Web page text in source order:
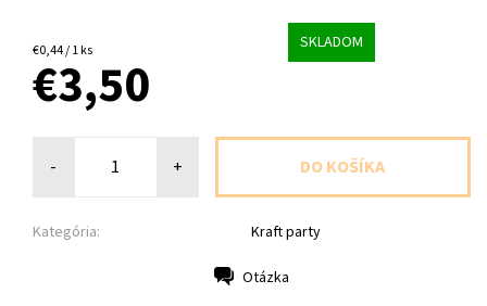
€0,44 / 1 ks SKLADOM
€3,50
- +
Kategória: Kraft party
Otázka